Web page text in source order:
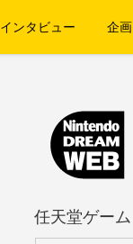
インタビュー 企
任天堂ゲー